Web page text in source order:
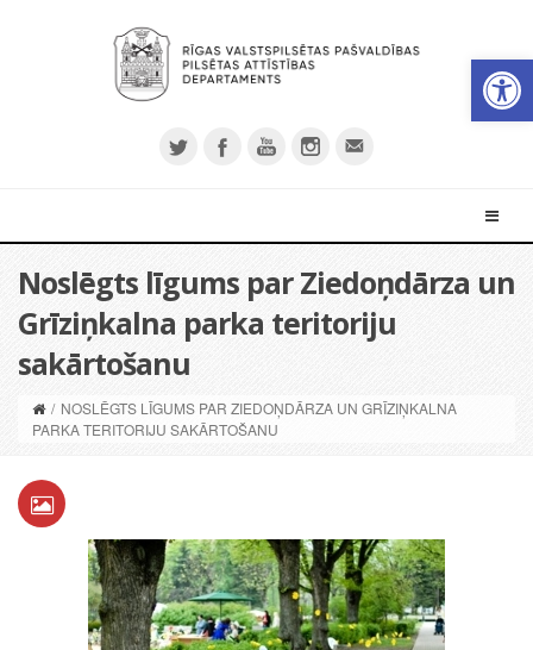
Noslēgts līgums par Ziedoņdārza un
Grīziņkalna parka teritoriju
sakārtošanu
/ NOSLĒGTS LĪGUMS PAR ZIEDOŅDĀRZA UN GRĪZIŅKALNA
PARKA TERITORIJU SAKĀRTOŠANU